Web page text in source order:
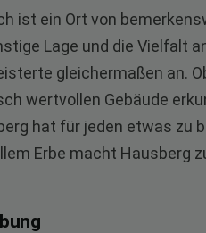
ist ein Ort von
Lage und die Vielfalt
gleichermaßen an.
wertvollen Gebäude
hat für jeden etwas zu
Erbe macht Hausberg